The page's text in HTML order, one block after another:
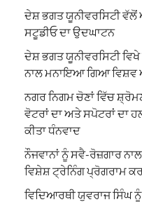
ਦੇਸ਼ ਭਗਤ ਯੂਨੀਵਰਸਿਟੀ
ਸਟੂਡੀਓ ਦਾ ਉਦਘਾਟਨ
ਦੇਸ਼ ਭਗਤ ਯੂਨੀਵਰਸਿਟੀ
ਨਾਲ ਮਨਾਇਆ ਗਿਆ ਵਿਸ਼ਵ
ਨਗਰ ਨਿਗਮ ਚੋਣਾਂ ਵਿੱਚ
ਵੋਟਰਾਂ ਦਾ ਅਤੇ ਸਪੋਟਰਾਂ ਦਾ
ਕੀਤਾ ਧੰਨਵਾਦ
ਨੌਜਵਾਨਾਂ ਨੂੰ ਸਵੈ-ਰੋਜ਼ਗਾਰ
ਵਿਸ਼ੇਸ਼ ਟ੍ਰੇਨਿੰਗ ਪ੍ਰੋਗਰਾਮ
ਵਿਦਿਆਰਥੀ ਯੁਵਰਾਜ ਸਿੰਘ